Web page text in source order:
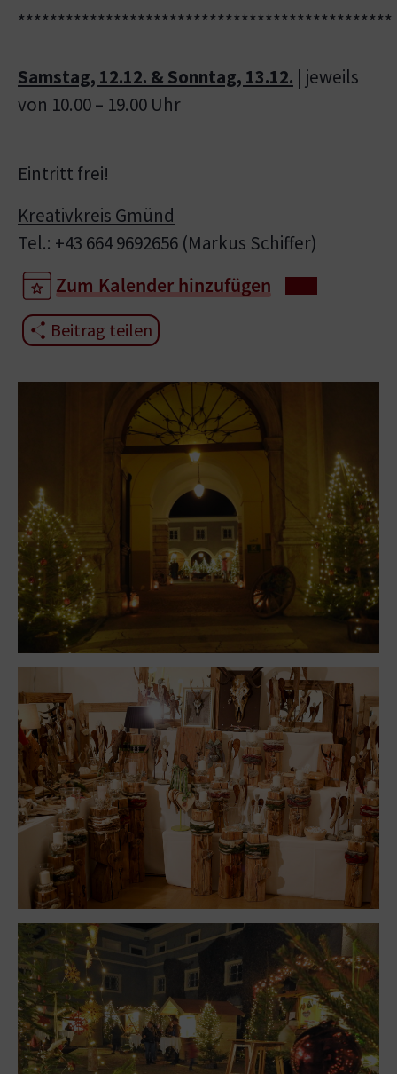
***********************************************
Samstag, 12.12. & Sonntag, 13.12. | jeweils
von 10.00 – 19.00 Uhr
Eintritt frei!
Kreativkreis Gmünd
Tel.: +43 664 9692656 (Markus Schiffer)
Zum Kalender hinzufügen
Beitrag teilen